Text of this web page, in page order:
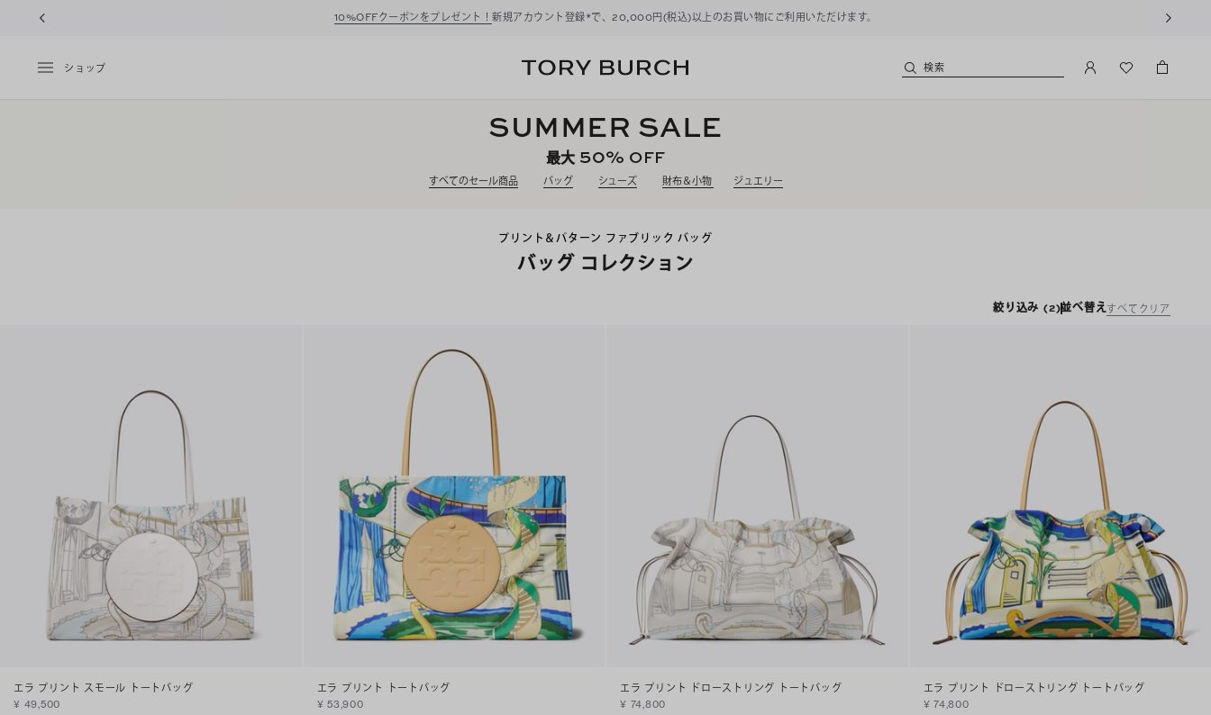
10%OFFクーポンをプレゼント！ 新規アカウント登録*で、20,000円(税込)以上のお買い物にご利用いただけます。
ショップ 検索
SUMMER SALE
最大 50% OFF
すべてのセール商品 バッグ シューズ 財布＆小物 ジュエリー
プリント＆パターン ファブリック バッグ
バッグ コレクション
絞り込み (2)並べ替えすべてクリア
エラ プリント スモール トートバッグ
¥ 49,500
エラ プリント トートバッグ
¥ 53,900
エラ プリント ドローストリング トートバッグ
¥ 74,800
エラ プリント ドローストリング トートバッグ
¥ 74,800